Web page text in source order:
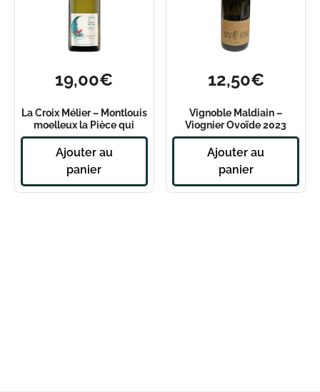
19,00€
La Croix Mélier – Montlouis
moelleux la Pièce qui
tourne 2017
Ajouter au
panier
12,50€
Vignoble Maldiain –
Viognier Ovoïde 2023
Ajouter au
panier